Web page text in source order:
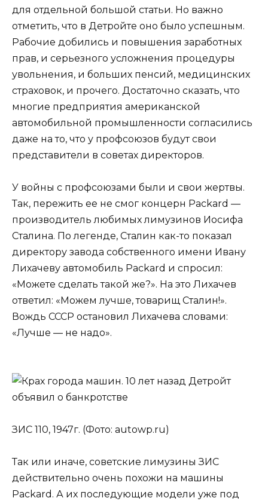
для отдельной большой статьи. Но важно
отметить, что в Детройте оно было успешным.
Рабочие добились и повышения заработных
прав, и серьезного усложнения процедуры
увольнения, и больших пенсий, медицинских
страховок, и прочего. Достаточно сказать, что
многие предприятия американской
автомобильной промышленности согласились
даже на то, что у профсоюзов будут свои
представители в советах директоров.
У войны с профсоюзами были и свои жертвы.
Так, пережить ее не смог концерн Packard —
производитель любимых лимузинов Иосифа
Сталина. По легенде, Сталин как-то показал
директору завода собственного имени Ивану
Лихачеву автомобиль Packard и спросил:
«Можете сделать такой же?». На это Лихачев
ответил: «Можем лучше, товарищ Сталин!».
Вождь СССР остановил Лихачева словами:
«Лучше — не надо».
ЗИС 110, 1947г. (Фото: autowp.ru)
Так или иначе, советские лимузины ЗИС
действительно очень похожи на машины
Packard. А их последующие модели уже под